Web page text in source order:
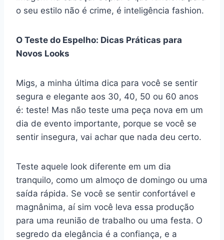
o seu estilo não é crime, é inteligência fashion.
O Teste do Espelho: Dicas Práticas para
Novos Looks
Migs, a minha última dica para você se sentir
segura e elegante aos 30, 40, 50 ou 60 anos
é: teste! Mas não teste uma peça nova em um
dia de evento importante, porque se você se
sentir insegura, vai achar que nada deu certo.
Teste aquele look diferente em um dia
tranquilo, como um almoço de domingo ou uma
saída rápida. Se você se sentir confortável e
magnânima, aí sim você leva essa produção
para uma reunião de trabalho ou uma festa. O
segredo da elegância é a confiança, e a